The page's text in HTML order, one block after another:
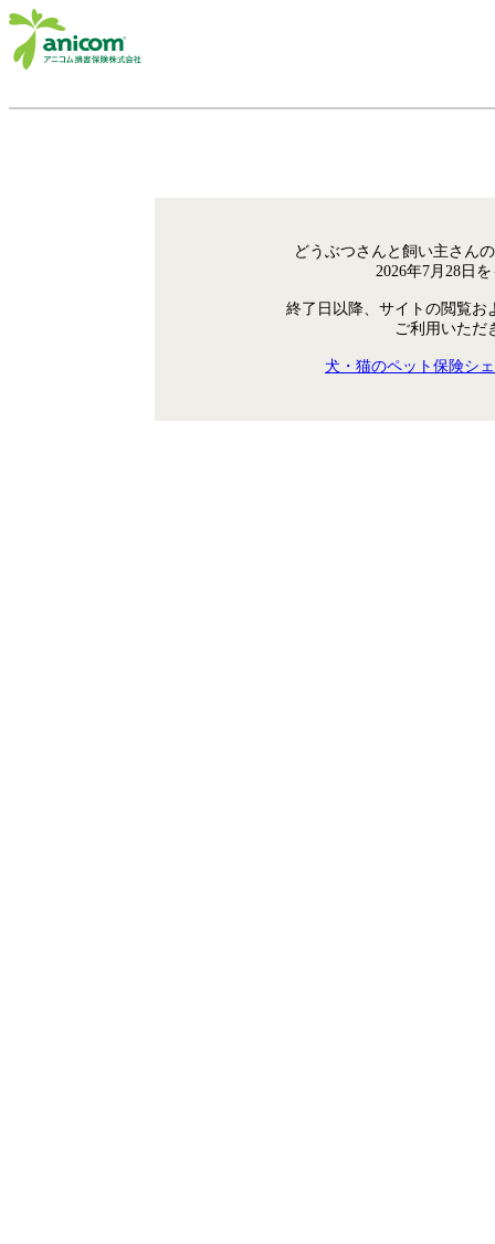
どうぶつさんと飼い主さん
2026年7月28日
終了日以降、サイトの閲覧お
ご利用いただ
犬・猫のペット保険シ